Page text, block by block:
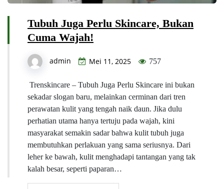
Tubuh Juga Perlu Skincare, Bukan
Cuma Wajah!
admin Mei 11, 2025 757
Trenskincare – Tubuh Juga Perlu Skincare ini bukan
sekadar slogan baru, melainkan cerminan dari tren
perawatan kulit yang tengah naik daun. Jika dulu
perhatian utama hanya tertuju pada wajah, kini
masyarakat semakin sadar bahwa kulit tubuh juga
membutuhkan perlakuan yang sama seriusnya. Dari
leher ke bawah, kulit menghadapi tantangan yang tak
kalah besar, seperti paparan…